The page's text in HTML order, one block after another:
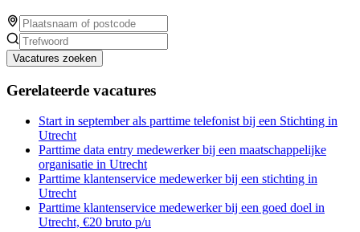
Vacatures zoeken
Gerelateerde vacatures
Start in september als parttime telefonist bij een Stichting in
Utrecht
Parttime data entry medewerker bij een maatschappelijke
organisatie in Utrecht
Parttime klantenservice medewerker bij een stichting in
Utrecht
Parttime klantenservice medewerker bij een goed doel in
Utrecht, €20 bruto p/u